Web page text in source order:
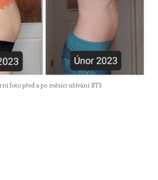
foto před a po měsíci užívání BTS